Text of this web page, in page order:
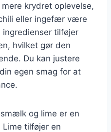
krydret oplevelse,
eller ingefær være
ingredienser tilføjer
hvilket gør den
Du kan justere
egen smag for at
og lime er en
tilføjer en